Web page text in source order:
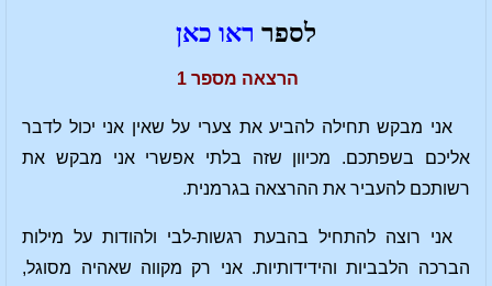
לספר ראו כאן
הרצאה מספר 1
אני מבקש תחילה להביע את צערי על שאין אני יכול לדבר
אליכם בשפתכם. מכיוון שזה בלתי אפשרי אני מבקש את
רשותכם להעביר את ההרצאה בגרמנית.
אני רוצה להתחיל בהבעת רגשות-לבי ולהודות על מילות
הברכה הלבביות והידידותיות. אני רק מקווה שאהיה מסוגל,